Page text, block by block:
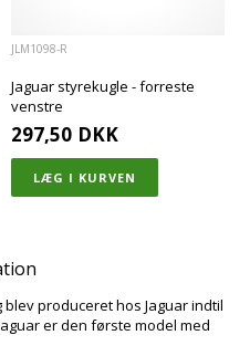
JLM1098-R
Jaguar styrekugle - forreste
venstre
297,50 DKK
blev produceret hos Jaguar indtil
er den første model med